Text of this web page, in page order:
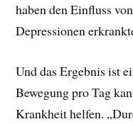
haben den Einfluss
Depressionen
Und das Ergebnis ist
Bewegung pro Tag
Krankheit helfen.